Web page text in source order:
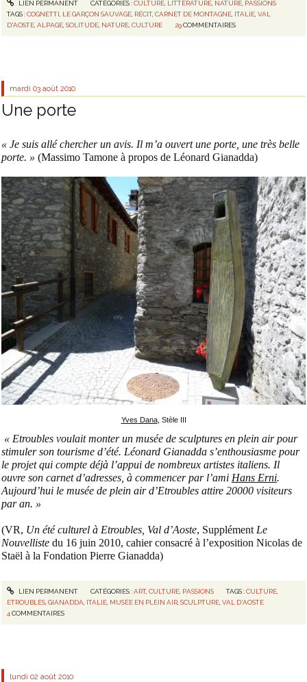
LIEN PERMANENT CATÉGORIES :CULTURE, LITTÉRATURE, NATURE, PASSIONS
TAGS :COGNETTI LE GARÇON SAUVAGE RÉCIT,CARNET DE MONTAGNE ITALIE ,VAL
D'AOSTE ,ALPAGE ,SOLITUDE NATURE ,CULTURE 29 COMMENTAIRES
mardi 03 août 2010
Une porte
« Je suis allé chercher un avis. Il m’a ouvert une porte, une très belle
porte. » (Massimo Tamone à propos de Léonard Gianadda)
Yves Dana, Stèle III
« Etroubles voulait monter un musée de sculptures en plein air pour
stimuler son tourisme d’été. Léonard Gianadda s’enthousiasme pour
le projet qui compte déjà l’appui de nombreux artistes italiens. Il
ouvre son carnet d’adresses, à commencer par l’ami Hans Erni.
Aujourd’hui le musée de plein air d’Etroubles attire 20000 visiteurs
par an. »
(VR, Un été culturel à Etroubles, Val d’Aoste, SupplémentLe
Nouvelliste du 16 juin 2010, cahier consacré à l’exposition Nicolas de
Staël à la Fondation Pierre Gianadda)
LIEN PERMANENT CATÉGORIES :ART, CULTURE, PASSIONS TAGS :CULTURE
ETROUBLES ,GIANADDA ITALIE MUSÉE EN PLEIN AIR ,SCULPTURE ,VAL D'AOSTE
4 COMMENTAIRES
lundi 02 août 2010